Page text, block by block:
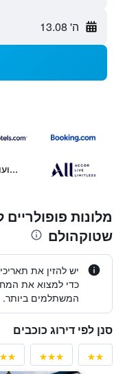
ה' 13.08
מלונות
שטוקהולם
יש להזין את
כדי למצוא את
המשתלמים ביותר.
סנן לפי דירוג כוכבים